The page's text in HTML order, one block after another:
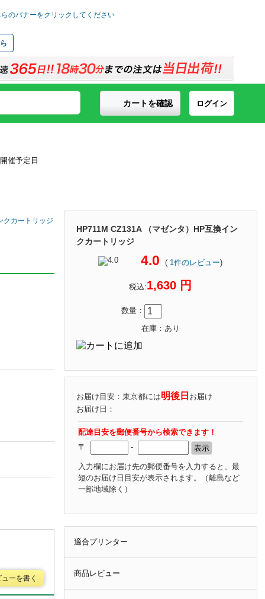
ログイン
カートを確認
クカートリッジ
HP711M CZ131A （マゼンタ）HP互換イン
クカートリッジ
4.0 ( 1件のレビュー)
税込:1,630 円
数量：
在庫：あり
お届け目安：東京都には明後日 お届け
お届け日：
配達目安を郵便番号から検索できます！
〒
-
入力欄にお届け先の郵便番号を入力すると、最
短のお届け日目安が表示されます。
（離島など
一部地域除く）
適合プリンター
商品レビュー
ーを書く